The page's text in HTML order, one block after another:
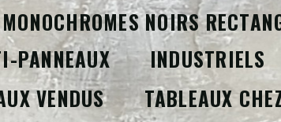
MONOCHROMES NOIRS
PANNEAUX INDUSTRIELS
VENDUS
TABLEAUX